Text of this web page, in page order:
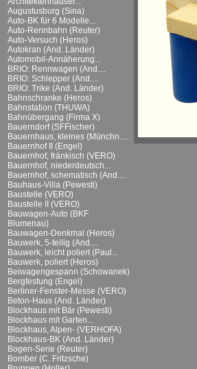
Augustusburg (Sina)
Auto-BK für 6 Modelle...
Auto-Rennbahn (Reuter)
Auto-Versuch (Heros)
Autokran (And. Länder)
Automobil-Annäherung...
BRIO: Rennwagen (And....
BRIO: Schlepper (And....
BRIO: Trike (And. Länder)
Bahnschranke (Heros)
Bahnstation (THUWA)
Bahnübergang (Firma X)
Bauerndorf (SFFischer)
Bauernhaus, kleines (Münchn....
Bauernhof II (Engel)
Bauernhof, fränkisch (VERO)
Bauernhof, niederdeutsch...
Bauernhof, schematisch (And....
Bauhaus-Villa (Pewesti)
Baustelle (VERO)
Baustelle II (VERO)
Bauwagen-Auto (BKF
Blumenau)
Bauwagen-Denkmal (Heros)
Bauwerk, 5-teilig (And....
Bauwerk, leicht poliert (Paul...
Bauwerk, poliert (Heros)
Beiwagengespann (Schowanek)
Bergfestung (Engel)
Berliner-Fenster-Messe (VERO)
Beton-Haus (And. Länder)
Blockhaus mit Bär (Pewesti)
Blockhaus mit Garten...
Blockhaus, Alpen- (VERHOFA)
Blockhaus-BK (And. Länder)
Bogen-Serie (Reuter)
Bomber (C. Fritzsche)